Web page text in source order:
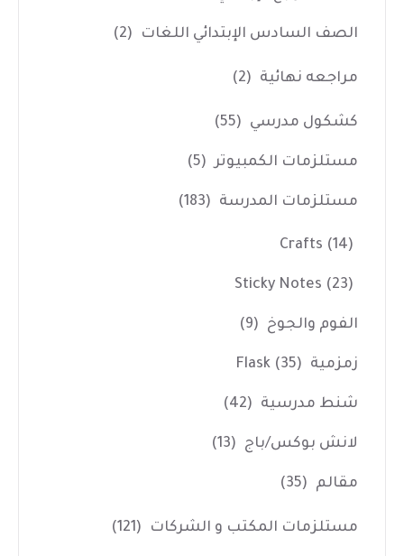
الصف السادس الإبتدائي اللغات (2)
مراجعه نهائية (2)
كشكول مدرسي (55)
مستلزمات الكمبيوتر (5)
مستلزمات المدرسة (183)
Crafts (14)
Sticky Notes (23)
الفوم والجوخ (9)
زمزمية Flask (35)
شنط مدرسية (42)
لانش بوكس/باج (13)
مقالم (35)
مستلزمات المكتب و الشركات (121)